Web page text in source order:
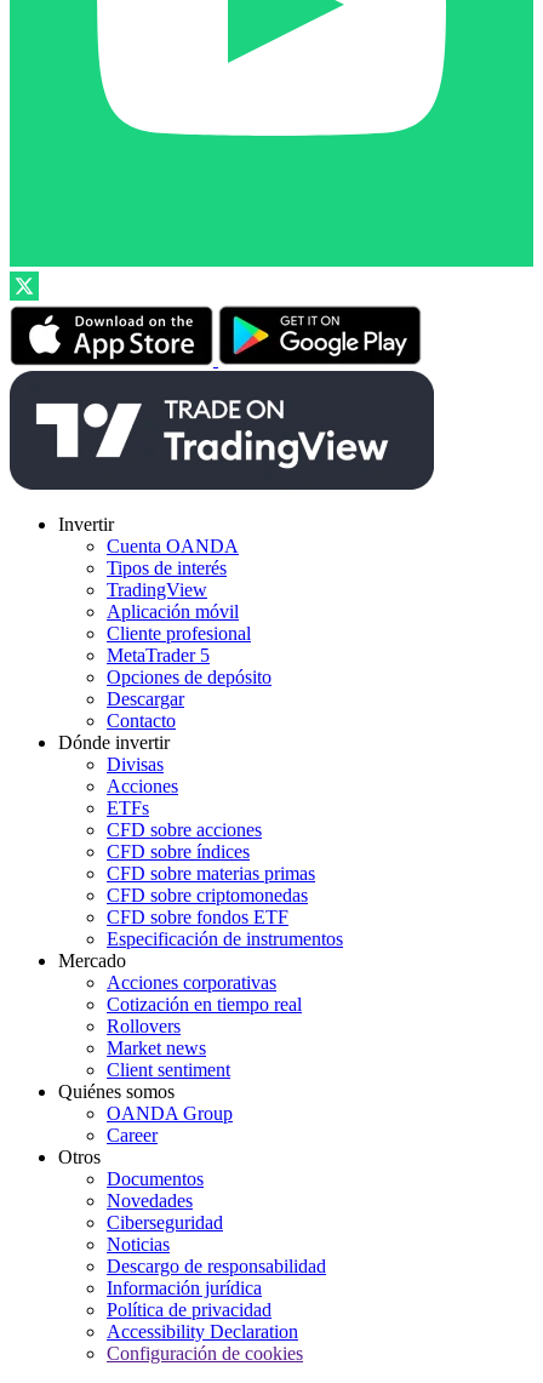
Invertir
Cuenta OANDA
Tipos de interés
TradingView
Aplicación móvil
Cliente profesional
MetaTrader 5
Opciones de depósito
Descargar
Contacto
Dónde invertir
Divisas
Acciones
ETFs
CFD sobre acciones
CFD sobre índices
CFD sobre materias primas
CFD sobre criptomonedas
CFD sobre fondos ETF
Especificación de instrumentos
Mercado
Acciones corporativas
Cotización en tiempo real
Rollovers
Market news
Client sentiment
Quiénes somos
OANDA Group
Career
Otros
Documentos
Novedades
Ciberseguridad
Noticias
Descargo de responsabilidad
Información jurídica
Política de privacidad
Accessibility Declaration
Configuración de cookies